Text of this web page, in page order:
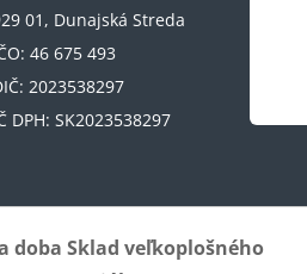
01, Dunajská Streda
46 675 493
2023538297
DPH: SK2023538297
doba Sklad veľkoplošného